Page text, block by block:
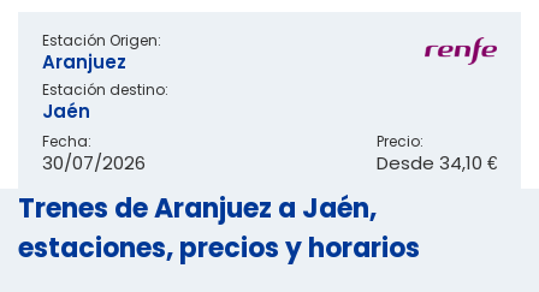
Estación Origen:
Aranjuez
Estación destino:
Jaén
Fecha:
30/07/2026
Precio:
Desde 34,10 €
Trenes de Aranjuez a Jaén,
estaciones, precios y horarios